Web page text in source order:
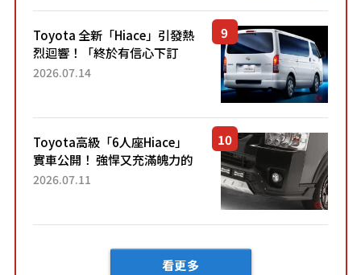
「三...
Toyota 全新「Hiace」引發熱
烈迴響！「終於有信心下訂
了！」「哪個等級交車最
車？...
2026.07.14
Toyota高級「6人座Hiace」
實車公開！ 強悍又充滿魄力的
「全黑設計」搭配特別「豪華
2026.07.11
看更多